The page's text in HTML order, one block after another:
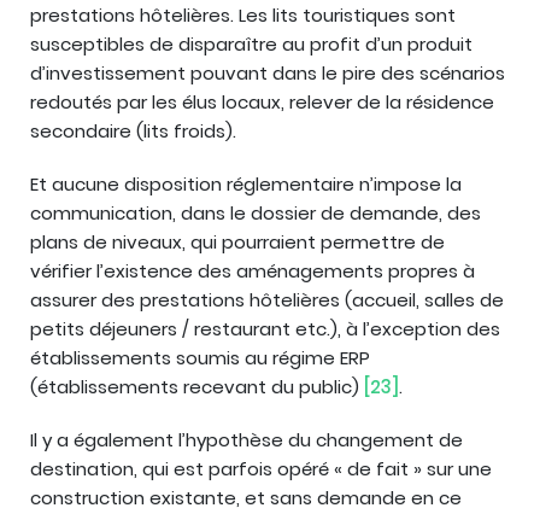
prestations hôtelières. Les lits touristiques sont
susceptibles de disparaître au profit d’un produit
d’investissement pouvant dans le pire des scénarios
redoutés par les élus locaux, relever de la résidence
secondaire (lits froids).
Et aucune disposition réglementaire n’impose la
communication, dans le dossier de demande, des
plans de niveaux, qui pourraient permettre de
vérifier l’existence des aménagements propres à
assurer des prestations hôtelières (accueil, salles de
petits déjeuners / restaurant etc.), à l’exception des
établissements soumis au régime ERP
(établissements recevant du public) [23] .
Il y a également l’hypothèse du changement de
destination, qui est parfois opéré « de fait » sur une
construction existante, et sans demande en ce